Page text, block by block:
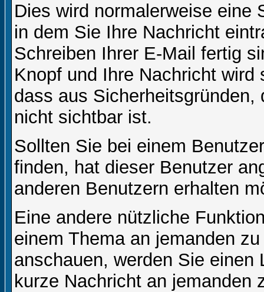
Dies wird normalerweise eine
in dem Sie Ihre Nachricht
Schreiben Ihrer E-Mail fertig
Knopf und Ihre Nachricht
dass aus
nicht sichtbar ist.
Sollten Sie bei einem
finden, hat dieser Benutzer
anderen Benutzern erhalten
Eine andere nützliche
einem Thema an jemanden
anschauen, werden Sie
kurze Nachricht an jemanden